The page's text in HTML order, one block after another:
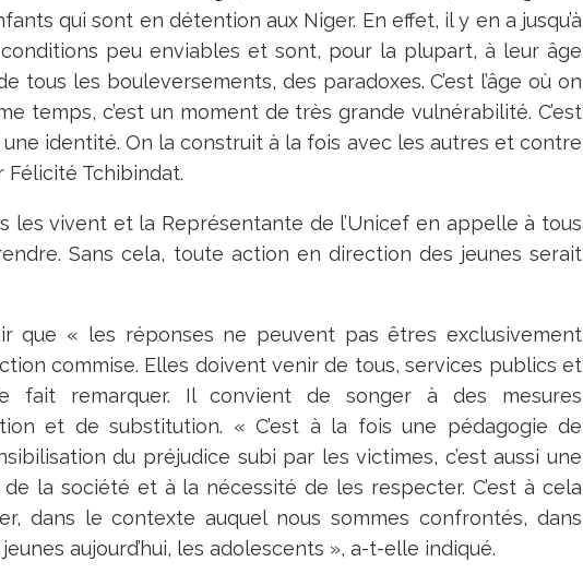
qui sont en détention aux Niger. En effet, il y en a jusqu’à
peu enviables et sont, pour la plupart, à leur âge
tous les bouleversements, des paradoxes. C’est l’âge où on
temps, c’est un moment de très grande vulnérabilité. C’est
identité. On la construit à la fois avec les autres et contre
Félicité Tchibindat.
les vivent et la Représentante de l’Unicef en appelle à tous
Sans cela, toute action en direction des jeunes serait
que « les réponses ne peuvent pas êtres exclusivement
commise. Elles doivent venir de tous, services publics et
fait remarquer. Il convient de songer à des mesures
et de substitution. « C’est à la fois une pédagogie de
du préjudice subi par les victimes, c’est aussi une
la société et à la nécessité de les respecter. C’est à cela
dans le contexte auquel nous sommes confrontés, dans
aujourd’hui, les adolescents », a-t-elle indiqué.